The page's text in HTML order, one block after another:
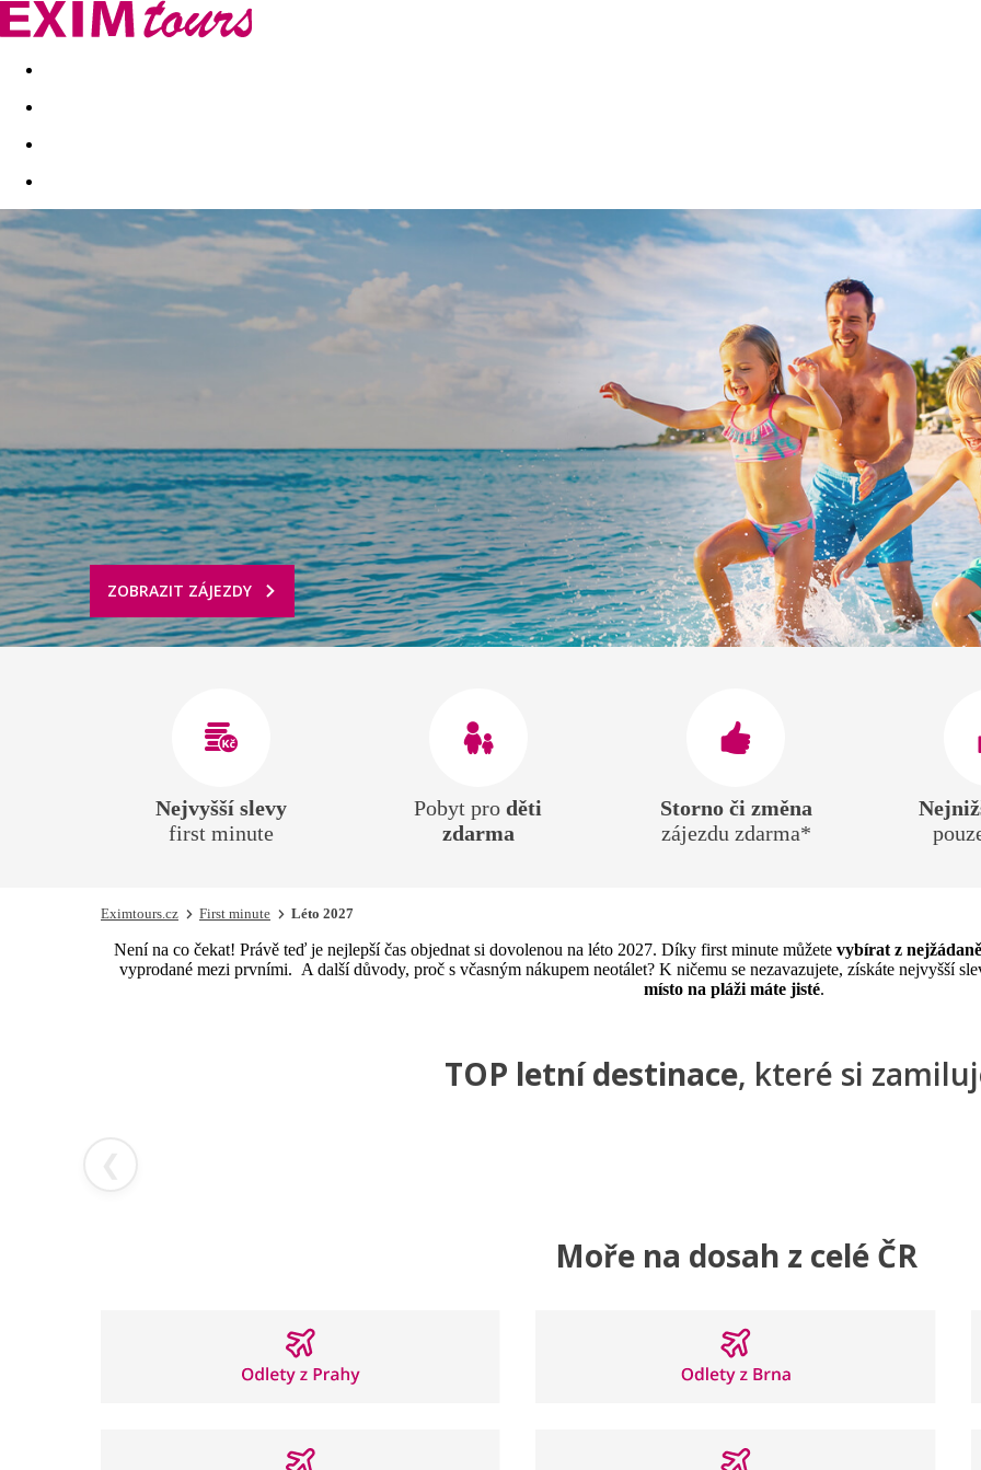
Akční nabídky Last minute
ZOBRAZIT ZÁJEZDY
Nejvyšší slevy
first minute
Pobyt pro děti
zdarma
Storno či změna
zájezdu zdarma*
Eximtours.cz First minute Léto 2027
Není na co čekat! Právě teď je nejlepší čas objednat si dovolenou na léto 2027. Díky first minute můžete vybírat z
vyprodané mezi prvními. A další důvody, proč s včasným nákupem neotálet? K ničemu se nezavazujete, získáte nejvyšší
místo na pláži máte jisté.
TOP letní destinace, které si
Moře na dosah z celé ČR